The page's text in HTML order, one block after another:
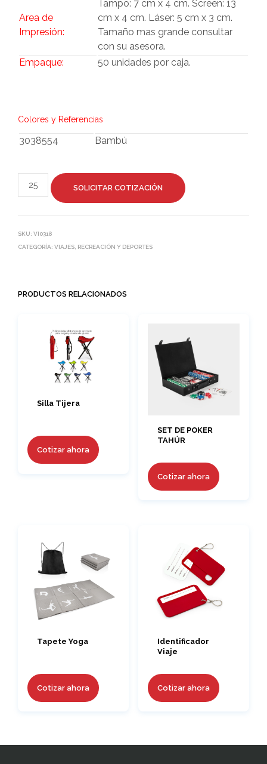
Area de
Impresión:
Tampo: 7 cm x 4 cm. Screen: 13
cm x 4 cm. Láser: 5 cm x 3 cm.
Tamaño mas grande consultar
con su asesora.
Empaque:
50 unidades por caja.
Colores y Referencias
3038554 Bambú
SOLICITAR COTIZACIÓN
SKU: VI0318
CATEGORÍA: VIAJES, RECREACIÓN Y DEPORTES
PRODUCTOS RELACIONADOS
Silla Tijera
Cotizar ahora
SET DE POKER
TAHÚR
Cotizar ahora
Tapete Yoga
Cotizar ahora
Identificador
Viaje
Cotizar ahora